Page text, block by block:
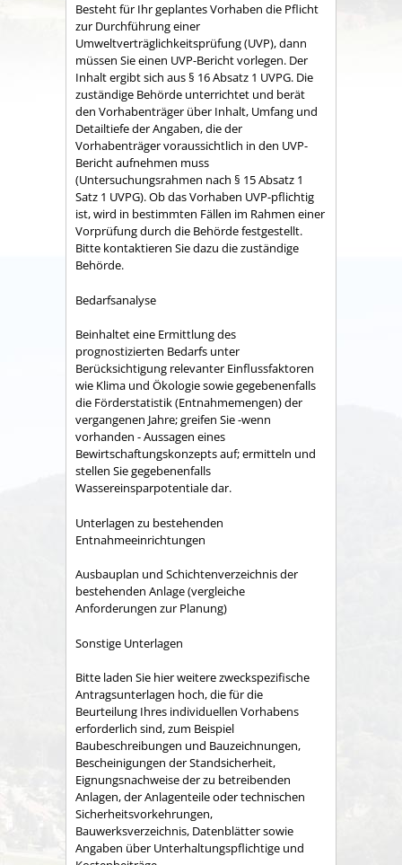
Besteht für Ihr geplantes Vorhaben die Pflicht
zur Durchführung einer
Umweltverträglichkeitsprüfung (UVP), dann
müssen Sie einen UVP-Bericht vorlegen. Der
Inhalt ergibt sich aus § 16 Absatz 1 UVPG. Die
zuständige Behörde unterrichtet und berät
den Vorhabenträger über Inhalt, Umfang und
Detailtiefe der Angaben, die der
Vorhabenträger voraussichtlich in den UVP-
Bericht aufnehmen muss
(Untersuchungsrahmen nach § 15 Absatz 1
Satz 1 UVPG). Ob das Vorhaben UVP-pflichtig
ist, wird in bestimmten Fällen im Rahmen einer
Vorprüfung durch die Behörde festgestellt.
Bitte kontaktieren Sie dazu die zuständige
Behörde.
Bedarfsanalyse
Beinhaltet eine Ermittlung des
prognostizierten Bedarfs unter
Berücksichtigung relevanter Einflussfaktoren
wie Klima und Ökologie sowie gegebenenfalls
die Förderstatistik (Entnahmemengen) der
vergangenen Jahre; greifen Sie -wenn
vorhanden - Aussagen eines
Bewirtschaftungskonzepts auf; ermitteln und
stellen Sie gegebenenfalls
Wassereinsparpotentiale dar.
Unterlagen zu bestehenden
Entnahmeeinrichtungen
Ausbauplan und Schichtenverzeichnis der
bestehenden Anlage (vergleiche
Anforderungen zur Planung)
Sonstige Unterlagen
Bitte laden Sie hier weitere zweckspezifische
Antragsunterlagen hoch, die für die
Beurteilung Ihres individuellen Vorhabens
erforderlich sind, zum Beispiel
Baubeschreibungen und Bauzeichnungen,
Bescheinigungen der Standsicherheit,
Eignungsnachweise der zu betreibenden
Anlagen, der Anlagenteile oder technischen
Sicherheitsvorkehrungen,
Bauwerksverzeichnis, Datenblätter sowie
Angaben über Unterhaltungspflichtige und